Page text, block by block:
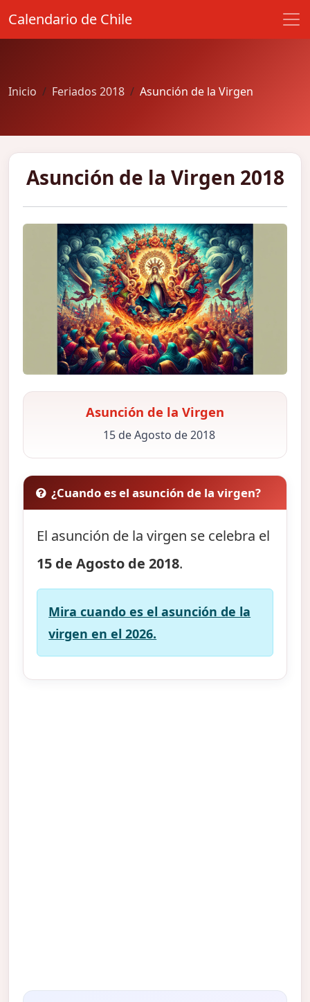
Calendario de Chile
Inicio Feriados 2018 Asunción de la Virgen
Asunción de la Virgen 2018
Asunción de la Virgen
15 de Agosto de 2018
¿Cuando es el asunción de la virgen?
El asunción de la virgen se celebra el
15 de Agosto de 2018.
Mira cuando es el asunción de la
virgen en el 2026.